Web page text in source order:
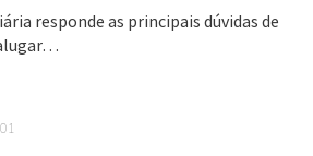
responde as principais dúvidas de